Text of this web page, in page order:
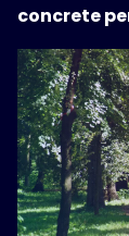
concrete